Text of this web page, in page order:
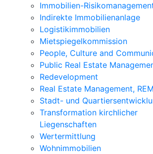
Immobilien-
Indirekte Immobilienanlage
Logistikimmobilien
Mietspiegelkommission
People, Culture and
Public Real Estate
Redevelopment
Real Estate Management, REM
Stadt- und
Transformation kirchlicher
Liegenschaften
Wertermittlung
Wohnimmobilien